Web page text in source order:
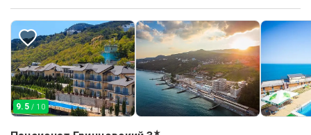
9.5 / 10